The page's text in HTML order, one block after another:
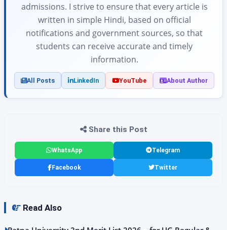
admissions. I strive to ensure that every article is
written in simple Hindi, based on official
notifications and government sources, so that
students can receive accurate and timely
information.
All Posts LinkedIn YouTube About Author
Share this Post
WhatsApp Telegram
Facebook Twitter
Read Also